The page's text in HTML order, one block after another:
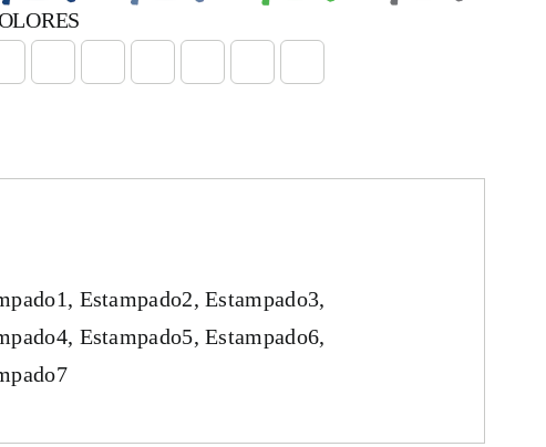
Estampado2, Estampado3,
Estampado5, Estampado6,